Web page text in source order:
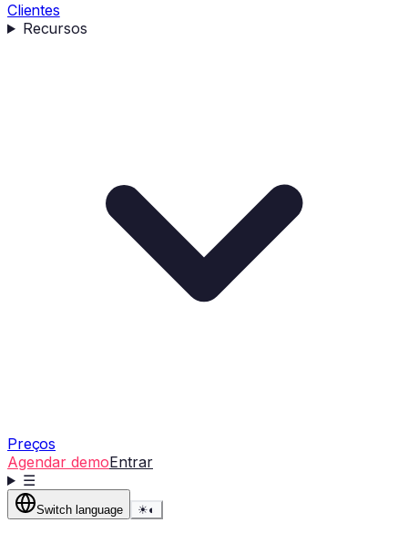
Clientes
Recursos
Preços
Agendar demoEntrar
☰
Switch language ☀◐